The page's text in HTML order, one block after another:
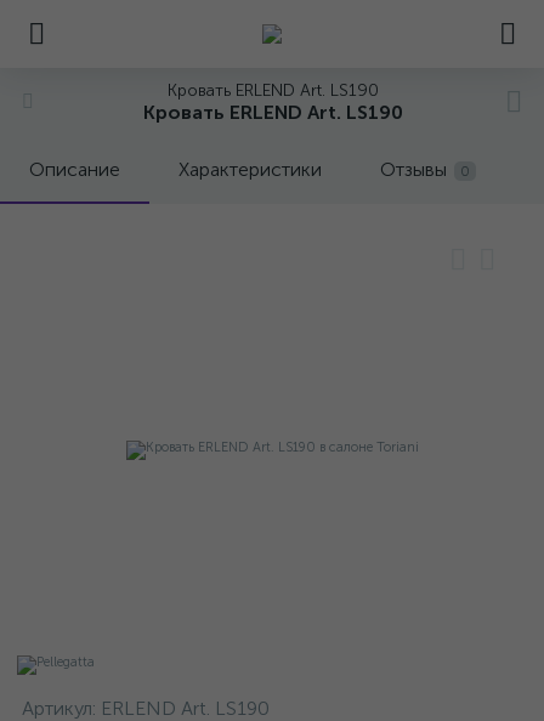
Кровать ERLEND Art. LS190
Кровать ERLEND Art. LS190
Описание Характеристики Отзывы 0
Артикул: ERLEND Art. LS190